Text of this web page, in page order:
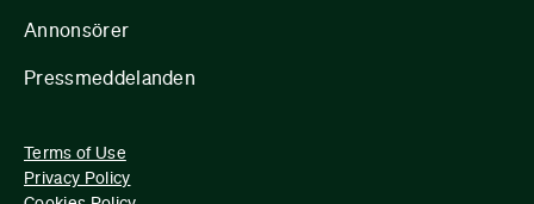
Annonsörer
Pressmeddelanden
Terms of Use
Privacy Policy